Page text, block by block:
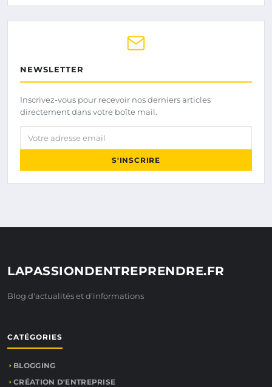
NEWSLETTER
Inscrivez-vous pour recevoir nos derniers articles
directement dans votre boîte mail.
Votre adresse email
S'INSCRIRE
LAPASSIONDENTREPRENDRE.FR
Blog d'actualités et d'informations
CATÉGORIES
BLOGGING
CRÉATION D'ENTREPRISE